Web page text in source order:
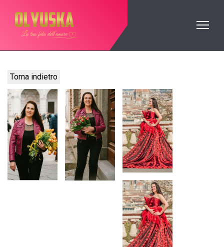
Torna indietro